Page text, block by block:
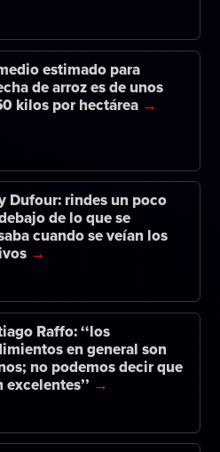
estimado para
de arroz es de unos
kilos por hectárea
Dufour: rindes un poco
de lo que se
cuando se veían los
Raffo: ‘‘los
en general son
no podemos decir que
excelentes’’